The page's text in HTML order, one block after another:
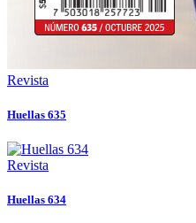
Revista
Huellas 635
Revista
Huellas 634